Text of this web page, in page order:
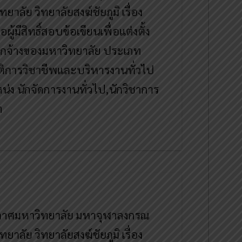
ยาลัย วิทยาลัยสงฆ์ชัยภูมิ เรื่อง
ผู้มีสิทธิ์สอบข้อเขียนเพื่อแต่งตั้ง
จ้างของมหาวิทยาลัย ประเภท
ารวิชาชีพและบริหารงานทั่วไป
ง นักจัดการงานทั่วไป,นักวิชาการ
ศมหาวิทยาลัย มหาจุฬาลงกรณ
ยาลัย วิทยาลัยสงฆ์ชัยภูมิ เรื่อง